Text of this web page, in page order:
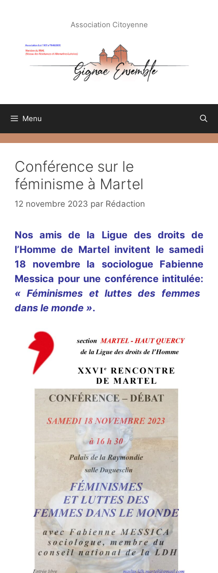
Association Citoyenne
Menu
Conférence sur le
féminisme à Martel
12 novembre 2023 par Rédaction
Nos amis de la Ligue des droits de
l’Homme de Martel invitent le samedi
18 novembre la sociologue Fabienne
Messica pour une conférence intitulée:
« Féminismes et luttes des femmes
dans le monde ».